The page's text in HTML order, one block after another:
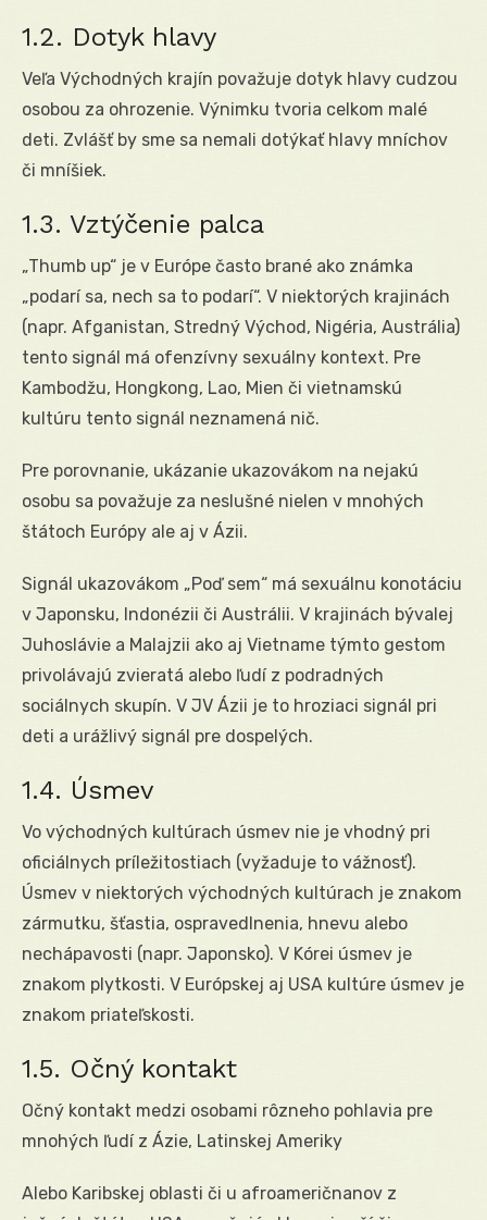
1.2. Dotyk hlavy
Veľa Východných krajín považuje dotyk hlavy cudzou
osobou za ohrozenie. Výnimku tvoria celkom malé
deti. Zvlášť by sme sa nemali dotýkať hlavy mníchov
či mníšiek.
1.3. Vztýčenie palca
„Thumb up“ je v Európe často brané ako známka
„podarí sa, nech sa to podarí“. V niektorých krajinách
(napr. Afganistan, Stredný Východ, Nigéria, Austrália)
tento signál má ofenzívny sexuálny kontext. Pre
Kambodžu, Hongkong, Lao, Mien či vietnamskú
kultúru tento signál neznamená nič.
Pre porovnanie, ukázanie ukazovákom na nejakú
osobu sa považuje za neslušné nielen v mnohých
štátoch Európy ale aj v Ázii.
Signál ukazovákom „Poď sem“ má sexuálnu konotáciu
v Japonsku, Indonézii či Austrálii. V krajinách bývalej
Juhoslávie a Malajzii ako aj Vietname týmto gestom
privolávajú zvieratá alebo ľudí z podradných
sociálnych skupín. V JV Ázii je to hroziaci signál pri
deti a urážlivý signál pre dospelých.
1.4. Úsmev
Vo východných kultúrach úsmev nie je vhodný pri
oficiálnych príležitostiach (vyžaduje to vážnosť).
Úsmev v niektorých východných kultúrach je znakom
zármutku, šťastia, ospravedlnenia, hnevu alebo
nechápavosti (napr. Japonsko). V Kórei úsmev je
znakom plytkosti. V Európskej aj USA kultúre úsmev je
znakom priateľskosti.
1.5. Očný kontakt
Očný kontakt medzi osobami rôzneho pohlavia pre
mnohých ľudí z Ázie, Latinskej Ameriky
Alebo Karibskej oblasti či u afroameričnanov z